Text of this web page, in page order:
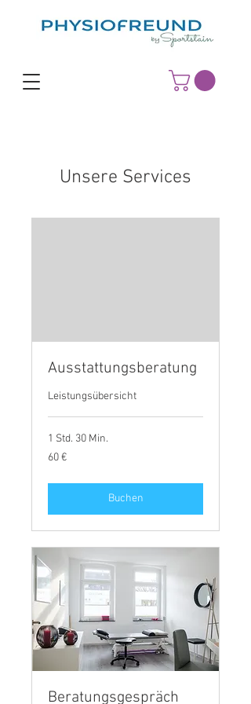
Unsere Services
Ausstattungsberatung
Leistungsübersicht
1 Std. 30 Min.
60
Euro
60 €
Buchen
Beratungsgespräch